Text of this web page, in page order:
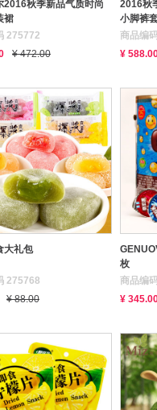
2016秋季新品气质时尚
裙
275772
¥ 472.00
2016秋
小脚裤
商品编
¥
大礼包
275768
¥ 88.00
枚
商品编
¥